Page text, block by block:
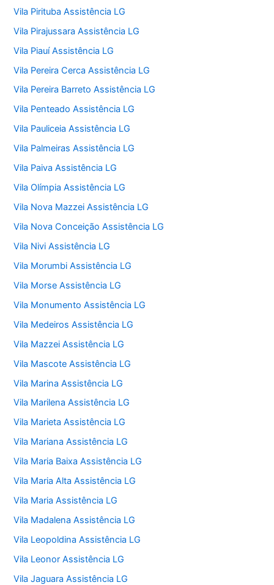
Vila Pirituba Assistência LG
Vila Pirajussara Assistência LG
Vila Piauí Assistência LG
Vila Pereira Cerca Assistência LG
Vila Pereira Barreto Assistência LG
Vila Penteado Assistência LG
Vila Pauliceia Assistência LG
Vila Palmeiras Assistência LG
Vila Paiva Assistência LG
Vila Olímpia Assistência LG
Vila Nova Mazzei Assistência LG
Vila Nova Conceição Assistência LG
Vila Nivi Assistência LG
Vila Morumbi Assistência LG
Vila Morse Assistência LG
Vila Monumento Assistência LG
Vila Medeiros Assistência LG
Vila Mazzei Assistência LG
Vila Mascote Assistência LG
Vila Marina Assistência LG
Vila Marilena Assistência LG
Vila Marieta Assistência LG
Vila Mariana Assistência LG
Vila Maria Baixa Assistência LG
Vila Maria Alta Assistência LG
Vila Maria Assistência LG
Vila Madalena Assistência LG
Vila Leopoldina Assistência LG
Vila Leonor Assistência LG
Vila Jaguara Assistência LG